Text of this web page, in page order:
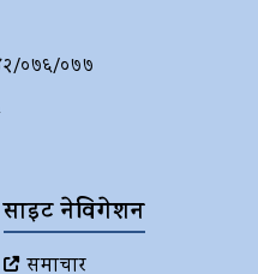
०७६/०७७
साइट नेविगेशन
समाचार